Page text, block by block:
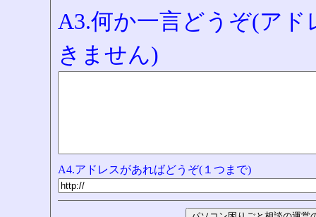
A3.何か一言どうぞ(ア
きません)
A4.アドレスがあればどうぞ(１つまで)